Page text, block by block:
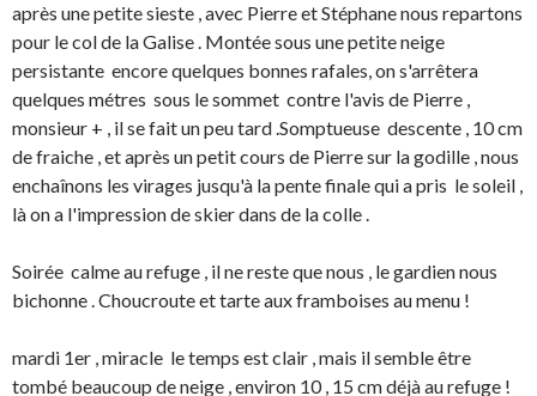
après une petite sieste , avec Pierre et Stéphane nous repartons
pour le col de la Galise . Montée sous une petite neige
persistante encore quelques bonnes rafales, on s'arrêtera
quelques métres sous le sommet contre l'avis de Pierre ,
monsieur + , il se fait un peu tard .Somptueuse descente , 10 cm
de fraiche , et après un petit cours de Pierre sur la godille , nous
enchaînons les virages jusqu'à la pente finale qui a pris le soleil ,
là on a l'impression de skier dans de la colle .
Soirée calme au refuge , il ne reste que nous , le gardien nous
bichonne . Choucroute et tarte aux framboises au menu !
mardi 1er , miracle le temps est clair , mais il semble être
tombé beaucoup de neige , environ 10 , 15 cm déjà au refuge !